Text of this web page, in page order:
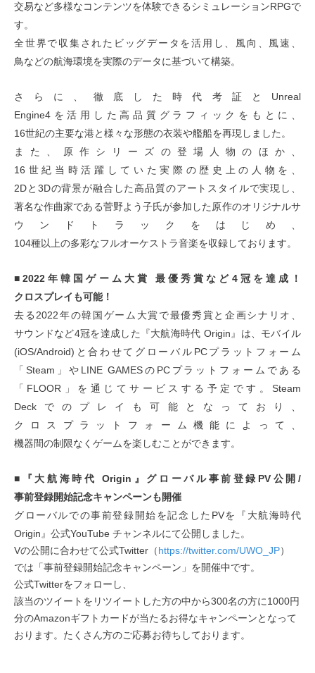
交易など多様なコンテンツを体験できるシミュレーションRPGで
す。
全世界で収集されたビッグデータを活用し、風向、風速、
鳥などの航海環境を実際のデータに基づいて構築。
さらに、徹底した時代考証とUnreal
Engine4を活用した高品質グラフィックをもとに、
16世紀の主要な港と様々な形態の衣装や艦船を再現しました。
また、原作シリーズの登場人物のほか、
16世紀当時活躍していた実際の歴史上の人物を、
2Dと3Dの背景が融合した高品質のアートスタイルで実現し、
著名な作曲家である菅野よう子氏が参加した原作のオリジナルサ
ウンドトラックをはじめ、
104種以上の多彩なフルオーケストラ音楽を収録しております。
■2022年韓国ゲーム大賞 最優秀賞など4冠を達成！
クロスプレイも可能！
去る2022年の韓国ゲーム大賞で最優秀賞と企画シナリオ、
サウンドなど4冠を達成した『大航海時代 Origin』は、モバイル
(iOS/Android)と合わせてグローバルPCプラットフォーム
「Steam」やLINE GAMESのPCプラットフォームである
「FLOOR」を通じてサービスする予定です。Steam
Deckでのプレイも可能となっており、
クロスプラットフォーム機能によって、
機器間の制限なくゲームを楽しむことができます。
■『大航海時代 Origin』グローバル事前登録PV公開/
事前登録開始記念キャンペーンも開催
グローバルでの事前登録開始を記念したPVを『大航海時代
Origin』公式YouTube チャンネルにて公開しました。
Vの公開に合わせて公式Twitter（https://twitter.com/UWO_JP）
では「事前登録開始記念キャンペーン」を開催中です。
公式Twitterをフォローし、
該当のツイートをリツイートした方の中から300名の方に1000円
分のAmazonギフトカードが当たるお得なキャンペーンとなって
おります。たくさん方のご応募お待ちしております。